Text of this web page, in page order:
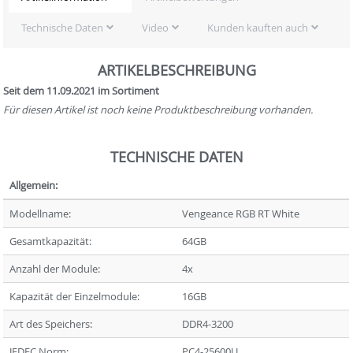
Technische Daten Video Kunden kauften auch
ARTIKELBESCHREIBUNG
Seit dem 11.09.2021 im Sortiment
Für diesen Artikel ist noch keine Produktbeschreibung vorhanden.
TECHNISCHE DATEN
Allgemein:
Modellname:
Vengeance RGB RT White
Gesamtkapazität:
64GB
Anzahl der Module:
4x
Kapazität der Einzelmodule:
16GB
Art des Speichers:
DDR4-3200